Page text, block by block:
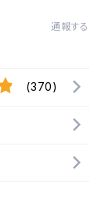
通報する
(370)